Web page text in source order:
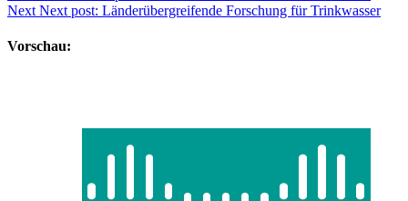
Next Next post: Länderübergreifende Forschung für Trinkwasser
Vorschau: